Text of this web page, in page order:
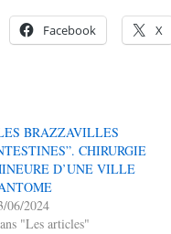
Facebook X
BRAZZAVILLES
CHIRURGIE
D’UNE VILLE
06/2024
"Les articles"